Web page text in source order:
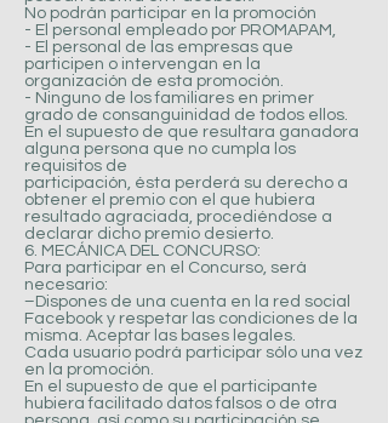
No podrán participar en la promoción
- El personal empleado por PROMAPAM,
- El personal de las empresas que
participen o intervengan en la
organización de esta promoción.
- Ninguno de los familiares en primer
grado de consanguinidad de todos ellos.
En el supuesto de que resultara ganadora
alguna persona que no cumpla los
requisitos de
participación, ésta perderá su derecho a
obtener el premio con el que hubiera
resultado agraciada, procediéndose a
declarar dicho premio desierto.
6. MECÁNICA DEL CONCURSO:
Para participar en el Concurso, será
necesario:
–Dispones de una cuenta en la red social
Facebook y respetar las condiciones de la
misma. Aceptar las bases legales.
Cada usuario podrá participar sólo una vez
en la promoción.
En el supuesto de que el participante
hubiera facilitado datos falsos o de otra